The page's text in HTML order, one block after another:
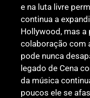
e na luta livre
continua a
Hollywood, mas a
colaboração com
pode nunca
legado de Cena
da música
poucos ele se